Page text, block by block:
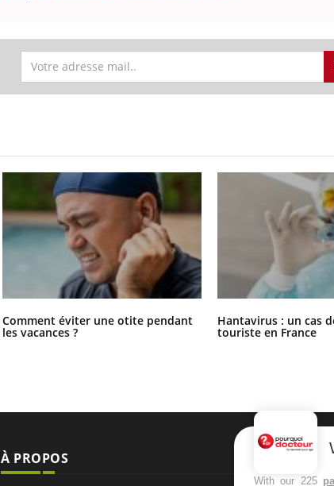
Comment éviter une otite pendant
les vacances ?
Hantavirus : un cas
touriste en France
À PROPOS
With our 225